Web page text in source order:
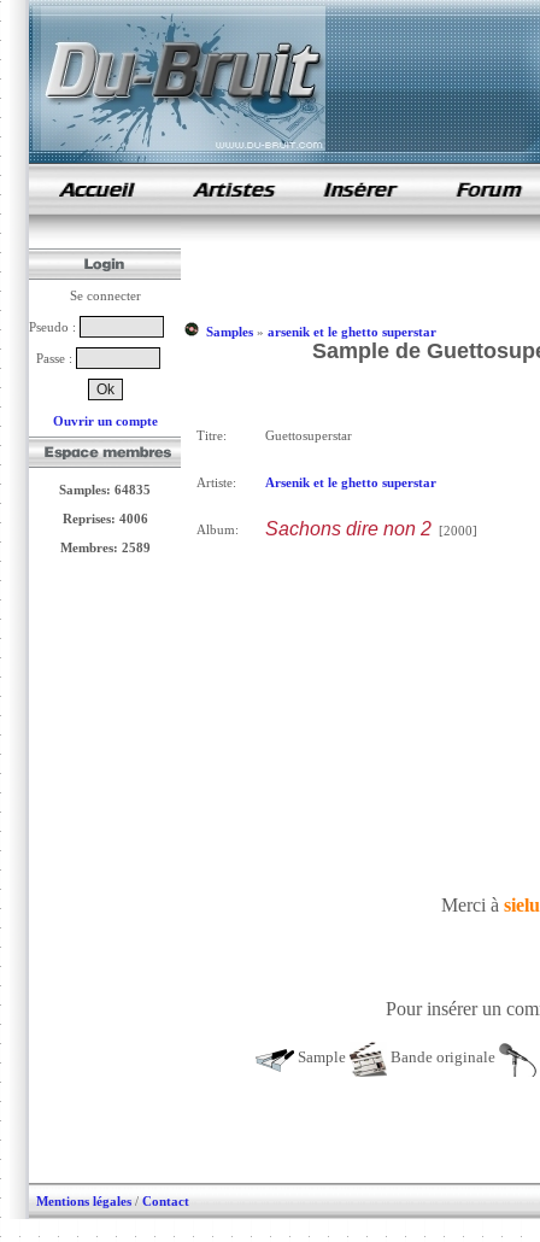
samples de rap
Se connecter
Pseudo :
Passe :
Ouvrir un compte
Samples: 64835
Reprises: 4006
Membres: 2589
Samples» arsenik et le ghetto superstar
Sample de
Titre: Guettosuperstar
Artiste: Arsenik et le ghetto superstar
Album: Sachons dire non 2[2000]
Merci à
Pour insérer un
Sample Bande originale
Mentions légales / Contact